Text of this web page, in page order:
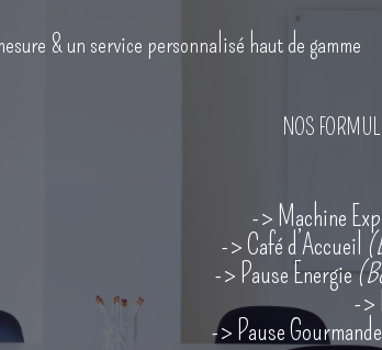
& un service personnalisé haut de gamme
NOS
-> Machine
-> Café d’Accueil
-> Pause Energie
->
-> Pause Gourmande